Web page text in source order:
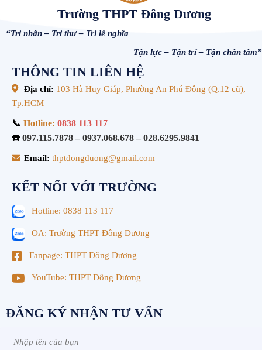
Trường THPT Đông Dương
“Tri nhân – Tri thư – Tri lễ nghĩa
Tận lực – Tận trí – Tận chân tâm”
THÔNG TIN LIÊN HỆ
Địa chỉ: 103 Hà Huy Giáp, Phường An Phú Đông (Q.12 cũ),
Tp.HCM
📞 Hotline: 0838 113 117
☎️ 097.115.7878–0937.068.678–028.6295.9841
Email: thptdongduong@gmail.com
KẾT NỐI VỚI TRƯỜNG
Hotline: 0838 113 117
OA: Trường THPT Đông Dương
Fanpage: THPT Đông Dương
YouTube: THPT Đông Dương
ĐĂNG KÝ NHẬN TƯ VẤN